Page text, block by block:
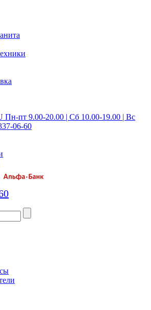
Пн-пт 9.00-20.00 | Сб 10.00-19.00 | Вс
06-60